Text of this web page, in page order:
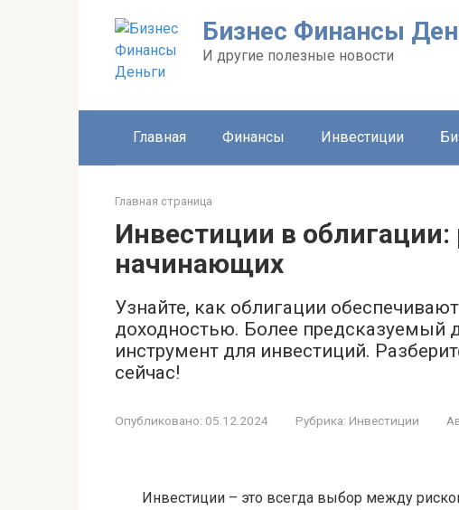
Бизнес Финансы
И другие полезные новости
Главная Финансы Инвестиции
Главная страница
Инвестиции в облигации:
начинающих
Узнайте, как облигации
доходностью. Более предсказуемый
инструмент для инвестиций.
сейчас!
Опубликовано: 05.12.2024 Рубрика: Инвестиции
Инвестиции – это всегда выбор между